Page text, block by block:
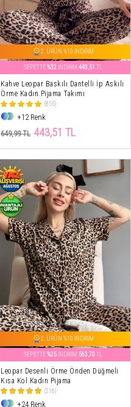
2. ÜRÜN %10 İNDİRİM
SEPETTE%32 İNDİRİM 443,51 TL
Kahve Leopar Baskılı Dantelli İp Askılı
Örme Kadın Pijama Takımı
(855)
+12 Renk
649,99 TL 443,51 TL
2. ÜRÜN %10 İNDİRİM
SEPETTE%25 İNDİRİM 563,70 TL
Leopar Desenli Örme Önden Düğmeli
Kısa Kol Kadın Pijama
(216)
+24 Renk